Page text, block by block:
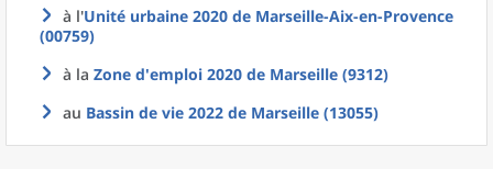
à l'Unité urbaine 2020 de Marseille-Aix-en-Provence
(00759)
à la Zone d'emploi 2020 de Marseille (9312)
au Bassin de vie 2022 de Marseille (13055)